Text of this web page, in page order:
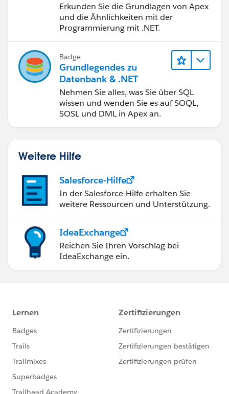
Erkunden Sie die Grundlagen von Apex
und die Ähnlichkeiten mit der
Programmierung mit .NET.
Badge
Grundlegendes zu
Datenbank & .NET
Nehmen Sie alles, was Sie über SQL
wissen und wenden Sie es auf SOQL,
SOSL und DML in Apex an.
Weitere Hilfe
Salesforce-Hilfe
In der Salesforce-Hilfe erhalten Sie
weitere Ressourcen und Unterstützung.
IdeaExchange
Reichen Sie Ihren Vorschlag bei
IdeaExchange ein.